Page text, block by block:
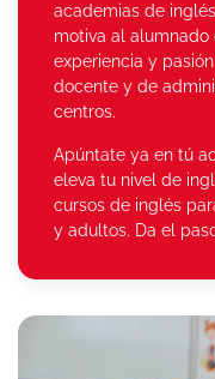
academias de
motiva al alumnado
experiencia y
docente y de
centros.
Apúntate ya en tú
eleva tu nivel de
cursos de inglés
y adultos. Da el